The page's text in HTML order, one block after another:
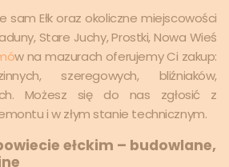
sam Ełk oraz okoliczne miejscowości
Stare Juchy, Prostki, Nowa Wieś
w na mazurach oferujemy Ci zakup:
szeregowych, bliźniaków,
Możesz się do nas zgłosić z
i w złym stanie technicznym.
ełckim – budowlane,